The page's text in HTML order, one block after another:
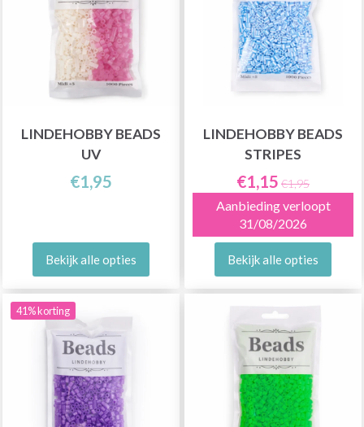
LINDEHOBBY BEADS
UV
€1,95
Bekijk alle opties
LINDEHOBBY BEADS
STRIPES
€1,15 €1,95
Aanbieding verloopt
31/08/2026
Bekijk alle opties
41% korting